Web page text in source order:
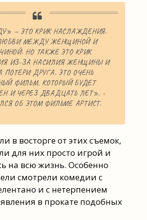
— ЭТО КРИК НАСЛАЖДЕНИЯ.
МЕЖДУ ЖЕНЩИНОЙ И
НО ТАКЖЕ ЭТО КРИК
ИЗ-ЗА НАСИЛИЯ ЖЕНЩИНЫ И
ПОТЕРИ ДРУГА. ЭТО ОЧЕНЬ
ФИЛЬМ, КОТОРЫЙ БУДЕТ
И ЧЕРЕЗ ДВАДЦАТЬ ЛЕТ», -
ОБ ЭТОМ ФИЛЬМЕ АРТИСТ.
в восторге от этих съемок,
для них просто игрой и
на всю жизнь. Особенно
смотрели комедии с
и с нетерпением
в прокате подобных